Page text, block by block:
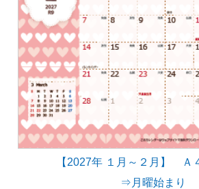
【2027年 １月～２月】 Ａ
⇒月曜始まり